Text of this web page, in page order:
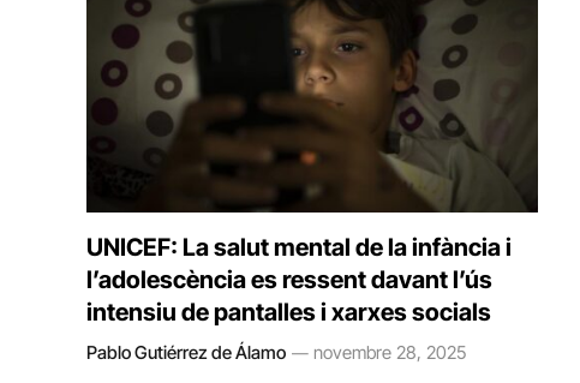
UNICEF: La salut mental de la infància i
l’adolescència es ressent davant l’ús
intensiu de pantalles i xarxes socials
Pablo Gutiérrez de Álamo novembre 28, 2025